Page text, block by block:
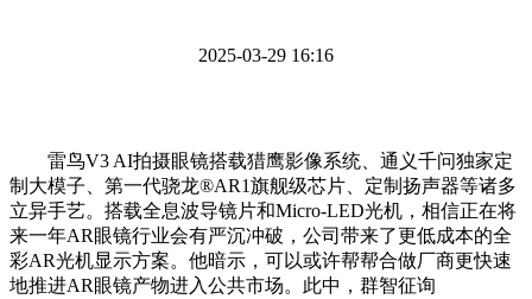
2025-03-29 16:16
雷鸟V3 AI拍摄眼镜搭载猎鹰影像系统、通义千问独家定
制大模子、第一代骁龙®AR1旗舰级芯片、定制扬声器等诸多
立异手艺。搭载全息波导镜片和Micro-LED光机，相信正在将
来一年AR眼镜行业会有严沉冲破，公司带来了更低成本的全
彩AR光机显示方案。他暗示，可以或许帮帮合做厂商更快速
地推进AR眼镜产物进入公共市场。此中，群智征询